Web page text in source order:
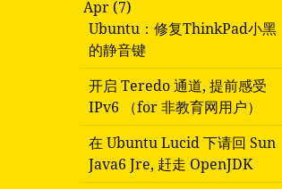
Apr (7)
Ubuntu：修复ThinkPad小黑
的静音键
开启 Teredo 通道, 提前感受
IPv6 （for 非教育网用户）
在 Ubuntu Lucid 下请回 Sun
Java6 Jre, 赶走 OpenJDK